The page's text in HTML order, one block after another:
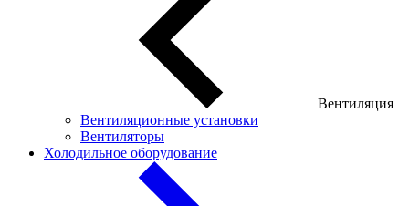
Вентиляция
Вентиляционные установки
Вентиляторы
Холодильное оборудование